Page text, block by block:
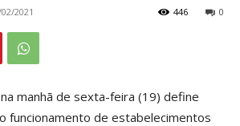
2021 0
446
manhã de sexta-feira (19) define
funcionamento de estabelecimentos